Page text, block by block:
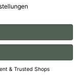
- with
Datenschutz